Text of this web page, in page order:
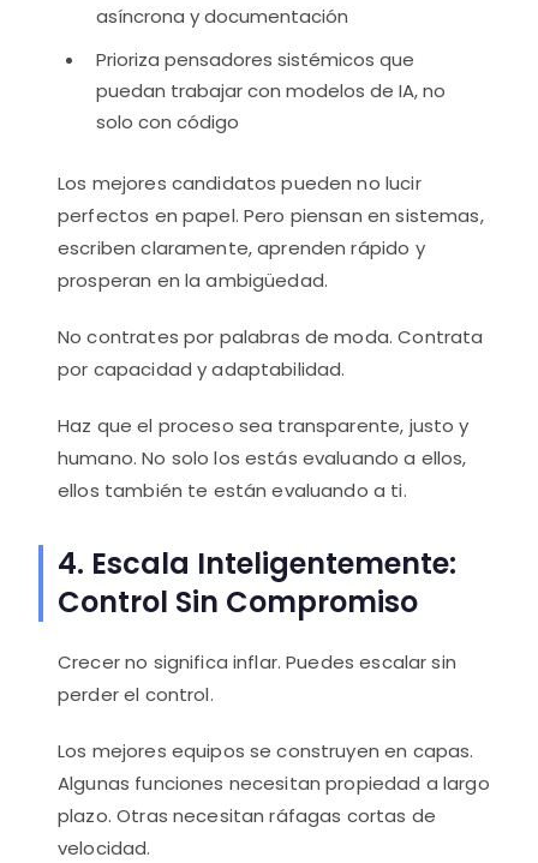
asíncrona y documentación
Prioriza pensadores sistémicos que
puedan trabajar con modelos de IA, no
solo con código
Los mejores candidatos pueden no lucir
perfectos en papel. Pero piensan en sistemas,
escriben claramente, aprenden rápido y
prosperan en la ambigüedad.
No contrates por palabras de moda. Contrata
por capacidad y adaptabilidad.
Haz que el proceso sea transparente, justo y
humano. No solo los estás evaluando a ellos,
ellos también te están evaluando a ti.
4. Escala Inteligentemente:
Control Sin Compromiso
Crecer no significa inflar. Puedes escalar sin
perder el control.
Los mejores equipos se construyen en capas.
Algunas funciones necesitan propiedad a largo
plazo. Otras necesitan ráfagas cortas de
velocidad.